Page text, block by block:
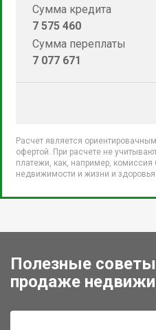
Сумма кредита
7 575 460
Сумма переплаты
7 077 671
Расчет является
офертой. При расчете не
платежи, как, например, комиссия
недвижимости и жизни и здоровья
Полезные советы
продаже